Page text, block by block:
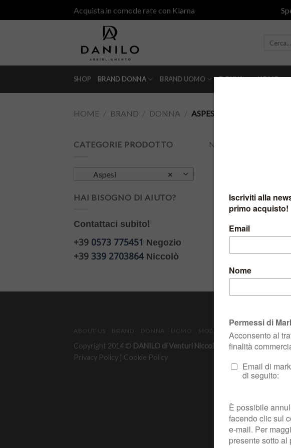
to
Acquista in comode rate con Klarna
SHOP BRAND DONNA BRAND UOMO DONNA UOMO
HOME / BRAND / DONNA / ASPESI
CATEGORIE PRODOTTO
×
Aspesi
HAI BISOGNO DI AIUTO?
Contattaci subito!
+390573 775451 Negozio
+39339 2703864Niccolò
Non è stato trovato
ABOUT US BRAND DONNA UOMO MODULO DI RECESSO
Copyright 2014 © DANILO di Venturi Niccolò & c. S.A.S. | P.zza
Privacy Policy
Cookie Policy